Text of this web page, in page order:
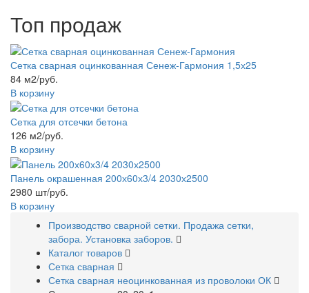
Топ продаж
Сетка сварная оцинкованная Сенеж-Гармония 1,5х25
84 м2/руб.
В корзину
Сетка для отсечки бетона
126 м2/руб.
В корзину
Панель окрашенная 200х60х3/4 2030х2500
2980 шт/руб.
В корзину
Производство сварной сетки. Продажа сетки,
забора. Установка заборов.
Каталог товаров
Сетка сварная
Сетка сварная неоцинкованная из проволоки ОК